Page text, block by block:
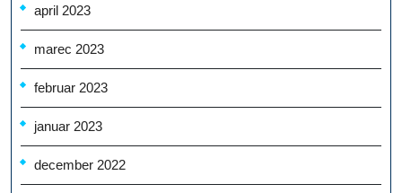
april 2023
marec 2023
februar 2023
januar 2023
december 2022